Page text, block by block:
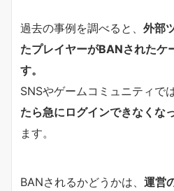
過去の事例を調べると、 外部
たプレイヤーがBANされたケ
す。
SNSやゲームコミュニティでは
たら急にログインできなくな
ます。
BANされるかどうかは、 運営